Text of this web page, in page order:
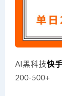
AI黑科技快
200-500+